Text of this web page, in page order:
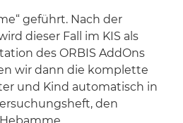
geführt. Nach der
dieser Fall im KIS als
des ORBIS AddOns
wir dann die komplette
und Kind automatisch in
den